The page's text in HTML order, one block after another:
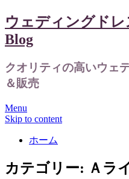
ウェディングド
Blog
クオリティの高いウェ
＆販売
Menu
Skip to content
ホーム
カテゴリー: Ａラ